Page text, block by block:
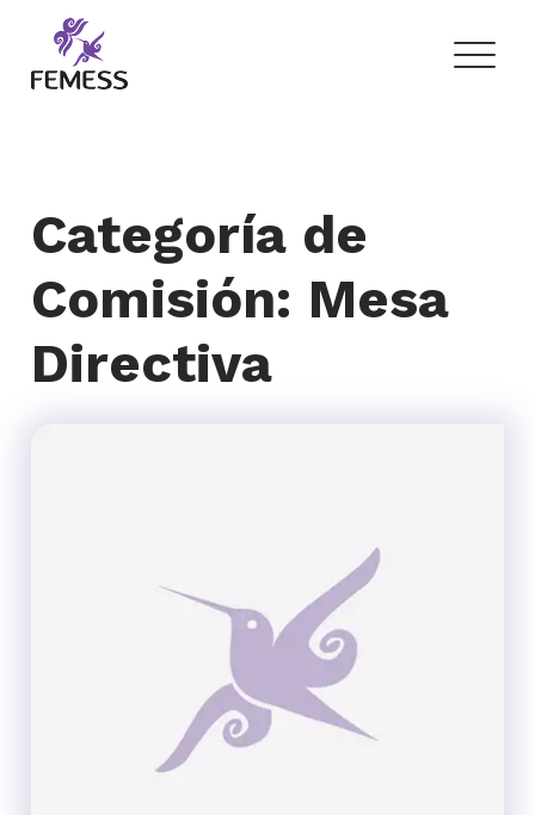
content
Femess
Federación Mexicana de Educación Sexual y Sexología, A.C.
Categoría de
Comisión: Mesa
Directiva